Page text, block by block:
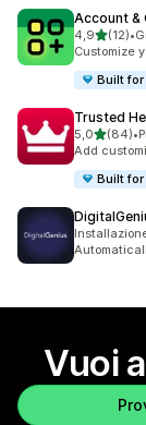
Account &
4,9stelle su
(12)
12 •
Customize
Built
Trusted
5,0stelle su
(84)
84 •
Add
Built
Vuoi